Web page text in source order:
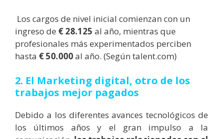
Los cargos de nivel inicial comienzan con un
ingreso de € 28.125 al año, mientras que
profesionales más experimentados perciben
hasta € 50.000al año. (Según talent.com)
2. El Marketing digital, otro de los
trabajos mejor pagados
Debido a los diferentes avances tecnológicos de
los últimos años y el gran impulso a la